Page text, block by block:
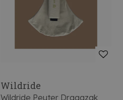
Wildride
Wildride Peuter Draagzak